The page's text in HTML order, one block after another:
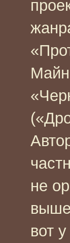
не
вот